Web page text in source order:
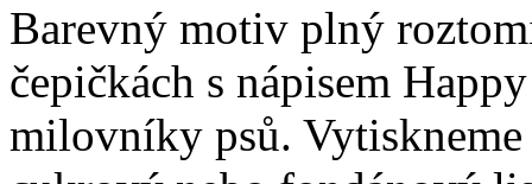
Barevný motiv plný
čepičkách s nápisem
milovníky psů.